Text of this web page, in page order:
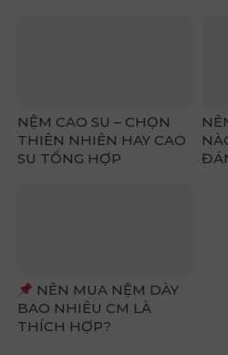
NỆM CAO SU – CHỌN
THIÊN NHIÊN HAY CAO
SU TỔNG HỢP
NÊN MUA NỆM DÀY
BAO NHIÊU CM LÀ
THÍCH HỢP?